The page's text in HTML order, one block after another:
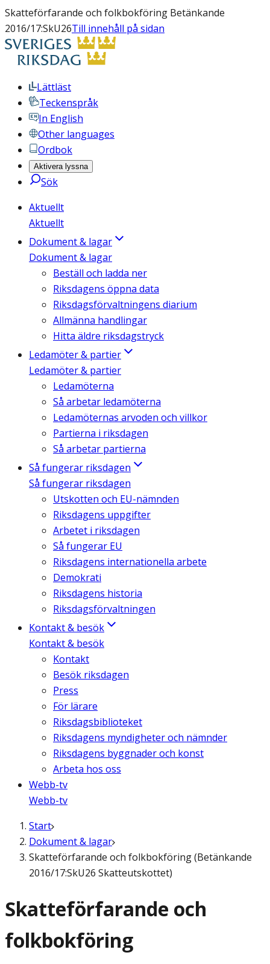
Skatteförfarande och folkbokföring Betänkande
2016/17:SkU26Till innehåll på sidan
Lättläst
Teckenspråk
In English
Other languages
Ordbok
Aktivera lyssna
Sök
Aktuellt
Aktuellt
Dokument & lagar
Dokument & lagar
Beställ och ladda ner
Riksdagens öppna data
Riksdagsförvaltningens diarium
Allmänna handlingar
Hitta äldre riksdagstryck
Ledamöter & partier
Ledamöter & partier
Ledamöterna
Så arbetar ledamöterna
Ledamöternas arvoden och villkor
Partierna i riksdagen
Så arbetar partierna
Så fungerar riksdagen
Så fungerar riksdagen
Utskotten och EU-nämnden
Riksdagens uppgifter
Arbetet i riksdagen
Så fungerar EU
Riksdagens internationella arbete
Demokrati
Riksdagens historia
Riksdagsförvaltningen
Kontakt & besök
Kontakt & besök
Kontakt
Besök riksdagen
Press
För lärare
Riksdagsbiblioteket
Riksdagens myndigheter och nämnder
Riksdagens byggnader och konst
Arbeta hos oss
Webb-tv
Webb-tv
Start
Dokument & lagar
Skatteförfarande och folkbokföring (Betänkande
2016/17:SkU26 Skatteutskottet)
Skatteförfarande och
folkbokföring